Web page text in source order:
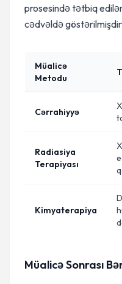
prosesində tətbiq
cədvəldə
Müalicə
Metodu
Cərrahiyyə
Radiasiya
Terapiyası
Kimyaterapiya
Müalicə Sonrası